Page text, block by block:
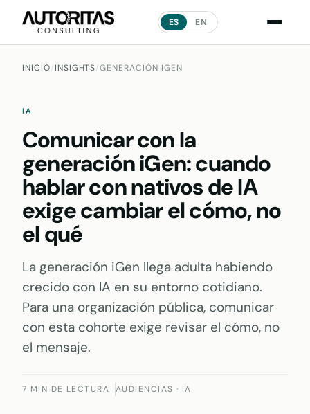
ES EN
INICIO/INSIGHTS/GENERACIÓN IGEN
IA
Comunicar con la
generación iGen: cuando
hablar con nativos de IA
exige cambiar el cómo, no
el qué
La generación iGen llega adulta habiendo
crecido con IA en su entorno cotidiano.
Para una organización pública, comunicar
con esta cohorte exige revisar el cómo, no
el mensaje.
7 MIN DE LECTURA AUDIENCIAS · IA